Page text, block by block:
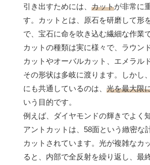
引き出すためには、 カットが非常に
す。カットとは、原石を研磨して形
で、宝石に命を吹き込む繊細な作業で
カットの種類は実に様々で、ラウン
カットやオーバルカット、エメラル
その形状は多岐に渡ります。しかし
にも共通しているのは、 光を最大限
いう目的です。
例えば、ダイヤモンドの輝きでよく
アントカットは、58面という緻密な
カットされています。光が複雑なカ
ると、内部で全反射を繰り返し、最